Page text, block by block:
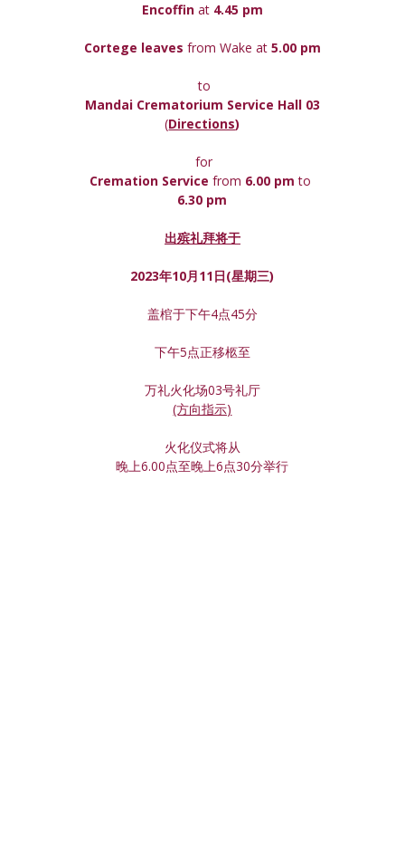
Encoffin at 4.45 pm
Cortege leaves from Wake at 5.00 pm
to
Mandai Crematorium Service Hall 03
(Directions)
for
Cremation Service from 6.00 pm to
6.30 pm
出殡礼拜将于
2023年10月11日(星期三)
盖棺于下午4点45分
下午5点正移柩至
万礼火化场03号礼厅
(方向指示)
火化仪式将从
晚上6.00点至晚上6点30分举行